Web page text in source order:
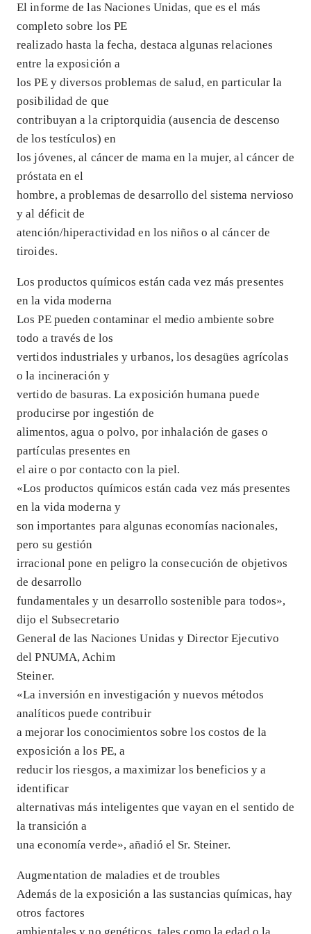
El informe de las Naciones Unidas, que es el más
completo sobre los PE
realizado hasta la fecha, destaca algunas relaciones
entre la exposición a
los PE y diversos problemas de salud, en particular la
posibilidad de que
contribuyan a la criptorquidia (ausencia de descenso
de los testículos) en
los jóvenes, al cáncer de mama en la mujer, al cáncer de
próstata en el
hombre, a problemas de desarrollo del sistema nervioso
y al déficit de
atención/hiperactividad en los niños o al cáncer de
tiroides.
Los productos químicos están cada vez más presentes
en la vida moderna
Los PE pueden contaminar el medio ambiente sobre
todo a través de los
vertidos industriales y urbanos, los desagües agrícolas
o la incineración y
vertido de basuras. La exposición humana puede
producirse por ingestión de
alimentos, agua o polvo, por inhalación de gases o
partículas presentes en
el aire o por contacto con la piel.
«Los productos químicos están cada vez más presentes
en la vida moderna y
son importantes para algunas economías nacionales,
pero su gestión
irracional pone en peligro la consecución de objetivos
de desarrollo
fundamentales y un desarrollo sostenible para todos»,
dijo el Subsecretario
General de las Naciones Unidas y Director Ejecutivo
del PNUMA, Achim
Steiner.
«La inversión en investigación y nuevos métodos
analíticos puede contribuir
a mejorar los conocimientos sobre los costos de la
exposición a los PE, a
reducir los riesgos, a maximizar los beneficios y a
identificar
alternativas más inteligentes que vayan en el sentido de
la transición a
una economía verde», añadió el Sr. Steiner.
Augmentation de maladies et de troubles
Además de la exposición a las sustancias químicas, hay
otros factores